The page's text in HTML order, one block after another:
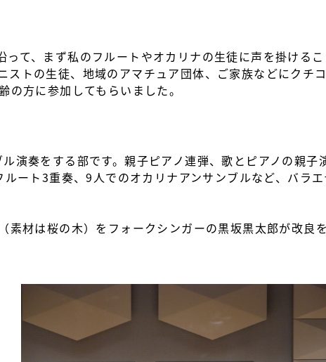
て、まず私のフルートやオカリナの生徒に声を掛けるこ
トの生徒、地域のアマチュア団体、ご家族などにクチ
方に参加してもらいました。
演奏をする部です。親子ピアノ連弾、歌とピアノの親子
ート3重奏、9人でのオカリナアンサンブルなど、バラエ
材は桜の木）をフォークシンガーの黒坂黒太郎が改良